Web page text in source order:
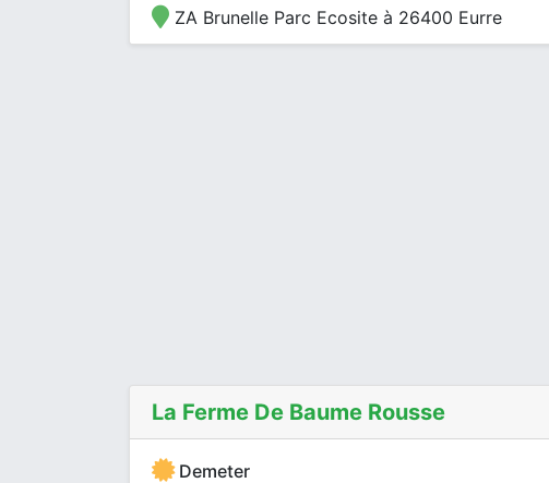
ZA Brunelle Parc Ecosite à 26400 Eurre
La Ferme De Baume Rousse
Demeter